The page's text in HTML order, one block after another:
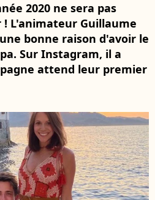
2020 ne sera pas
L'animateur Guillaume
bonne raison d'avoir le
Sur Instagram, il a
attend leur premier